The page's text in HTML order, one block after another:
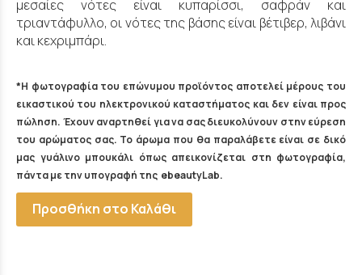
μεσαίες νότες είναι κυπαρίσσι, σαφράν και
τριαντάφυλλο, οι νότες της βάσης είναι βέτιβερ, λιβάνι
και κεχριμπάρι.
*Η φωτογραφία του επώνυμου προϊόντος αποτελεί μέρους του
εικαστικού του ηλεκτρονικού καταστήματος και δεν είναι προς
πώληση. Έχουν αναρτηθεί για να σας διευκολύνουν στην εύρεση
του αρώματος σας. Το άρωμα που θα παραλάβετε είναι σε δικό
μας γυάλινο μπουκάλι όπως απεικονίζεται στη φωτογραφία,
πάντα με την υπογραφή της ebeautyLab.
Προσθήκη στο Καλάθι